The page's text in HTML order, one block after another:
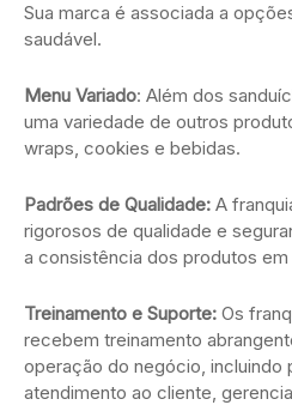
Sua marca é associada a
saudável.
Menu Variado: Além dos
uma variedade de outros
wraps, cookies e bebidas.
Padrões de Qualidade: A
rigorosos de qualidade e
a consistência dos produtos
Treinamento e Suporte: Os
recebem treinamento
operação do negócio, incluindo
atendimento ao cliente,